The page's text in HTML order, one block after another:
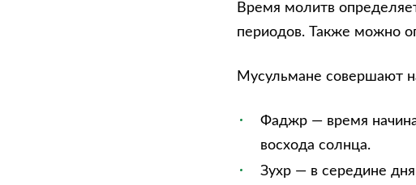
Время молитв
периодов. Также можно
Мусульмане совершают
Фаджр — время
восхода солнца.
Зухр — в середине